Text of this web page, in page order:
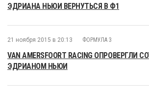
ЭДРИАНА НЬЮИ ВЕРНУТЬСЯ В Ф1
21 ноября 2015 в 20:13 ФОРМУЛА 3
VAN AMERSFOORT RACING ОПРОВЕРГЛИ
ЭДРИАНОМ НЬЮИ